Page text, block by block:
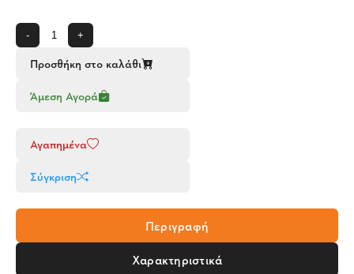
- +
Προσθήκη στο καλάθι
Άμεση Αγορά
Αγαπημένα
Σύγκριση
Περιγραφή
Χαρακτηριστικά